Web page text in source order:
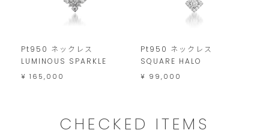
Pt950 ネックレス
LUMINOUS SPARKLE
¥ 165,000
Pt950 ネックレス
SQUARE HALO
¥ 99,000
CHECKED ITEMS